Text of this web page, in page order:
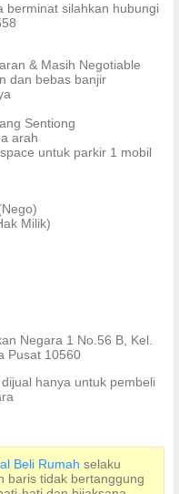
berminat silahkan hubungi
& Masih Negotiable
dan bebas banjir
Sentiong
arah
untuk parkir 1 mobil
Milik)
Negara 1 No.56 B, Kel.
Pusat 10560
hanya untuk pembeli
Beli Rumah selaku
baris tidak bertanggung